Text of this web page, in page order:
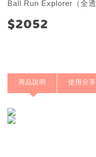
Ball Run Explorer（全透
$2052
商品說明 使用分享